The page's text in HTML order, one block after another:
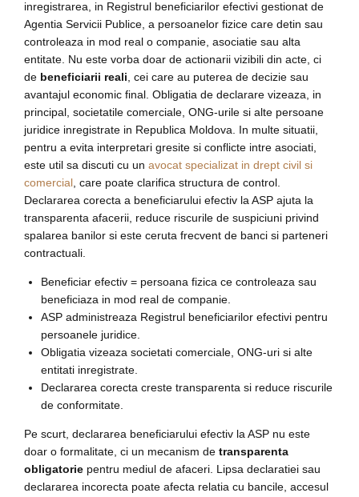
inregistrarea, in Registrul beneficiarilor efectivi gestionat de
Agentia Servicii Publice, a persoanelor fizice care detin sau
controleaza in mod real o companie, asociatie sau alta
entitate. Nu este vorba doar de actionarii vizibili din acte, ci
de beneficiarii reali, cei care au puterea de decizie sau
avantajul economic final. Obligatia de declarare vizeaza, in
principal, societatile comerciale, ONG-urile si alte persoane
juridice inregistrate in Republica Moldova. In multe situatii,
pentru a evita interpretari gresite si conflicte intre asociati,
este util sa discuti cu un avocat specializat in drept civil si
comercial, care poate clarifica structura de control.
Declararea corecta a beneficiarului efectiv la ASP ajuta la
transparenta afacerii, reduce riscurile de suspiciuni privind
spalarea banilor si este ceruta frecvent de banci si parteneri
contractuali.
Beneficiar efectiv = persoana fizica ce controleaza sau
beneficiaza in mod real de companie.
ASP administreaza Registrul beneficiarilor efectivi pentru
persoanele juridice.
Obligatia vizeaza societati comerciale, ONG-uri si alte
entitati inregistrate.
Declararea corecta creste transparenta si reduce riscurile
de conformitate.
Pe scurt, declararea beneficiarului efectiv la ASP nu este
doar o formalitate, ci un mecanism de transparenta
obligatorie pentru mediul de afaceri. Lipsa declaratiei sau
declararea incorecta poate afecta relatia cu bancile, accesul